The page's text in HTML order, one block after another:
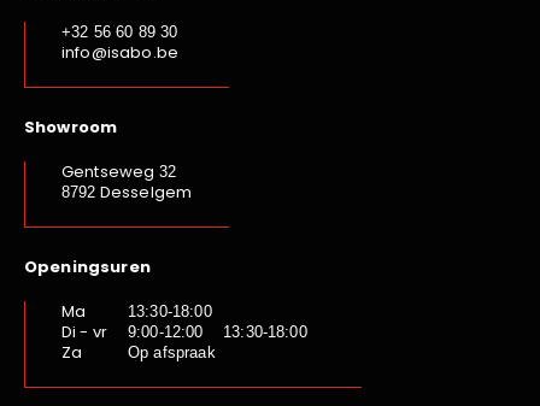
+32 56 60 89 30
info@isabo.be
Showroom
Gentseweg 32
8792 Desselgem
Openingsuren
Ma
13:30-18:00
Di - vr 9:00-12:00 13:30-18:00
Za Op afspraak